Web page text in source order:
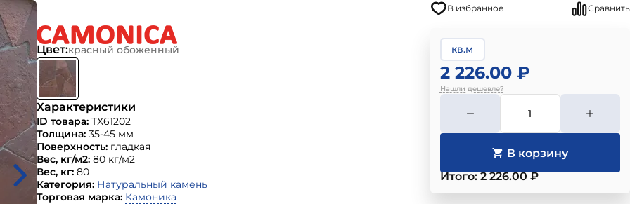
В избранное Сравнить
Цвет:красный обоженный
Характеристики
ID товара: ТХ61202
Толщина: 35-45 мм
Поверхность: гладкая
Вес, кг/м2: 80 кг/м2
Вес, кг: 80
Категория: Натуральный камень
Торговая марка: Камоника
кв.м
2 226.00 ₽
Нашли дешевле?
Итого: 2 226.00 ₽